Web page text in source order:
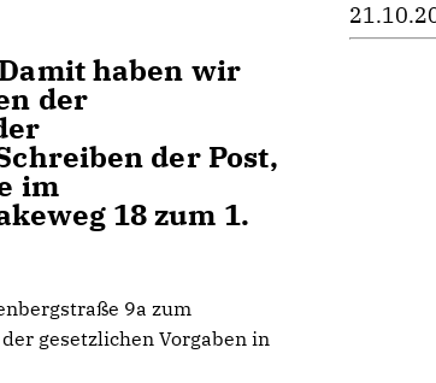
haben wir
der
der Post,
im
18 zum 1.
9a zum
gesetzlichen Vorgaben in